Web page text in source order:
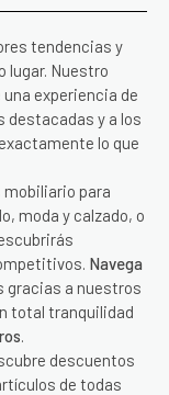
tendencias y
lugar. Nuestro
experiencia de
destacadas y a los
lo que
mobiliario para
moda y calzado, o
Navega
gracias a nuestros
total tranquilidad
.
descuentos
de todas